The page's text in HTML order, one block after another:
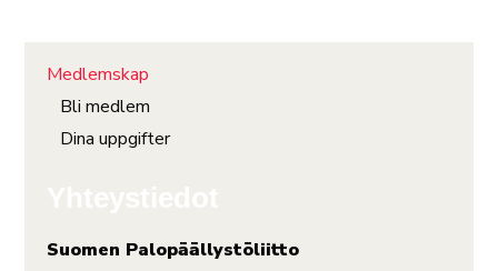
Medlemskap
Bli medlem
Dina uppgifter
Suomen Palopäällystöliitto